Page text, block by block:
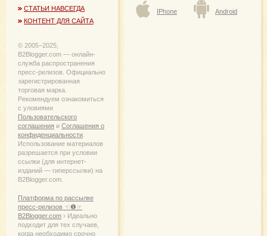
СТАТЬИ НАВСЕГДА
КОНТЕНТ ДЛЯ САЙТА
© 2005−2025,
B2Blogger.com — онлайн-
служба распространения
пресс-релизов. Официально
зарегистрированная
торговая марка.
Рекомендуем ознакомиться
с уловиями
Пользовательского
соглашения и Соглашения о
конфиденциальности
Использование материалов
разрешается при условии
ссылки (для интернет-
изданий — гиперссылки) на
B2Blogger.com.
Платформа по рассылке
пресс-релизов ☜❶☞
B2Blogger.com › Идеально
подходит для тех случаев,
когда необходимо срочно
IPhone Android